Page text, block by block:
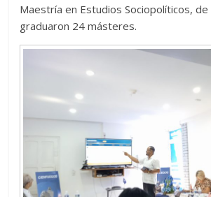
Maestría en Estudios Sociopolíticos, de
graduaron 24 másteres.